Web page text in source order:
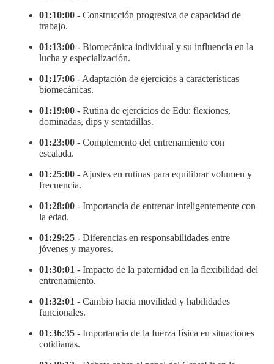
01:10:00 - Construcción progresiva de capacidad de
trabajo.
01:13:00 - Biomecánica individual y su influencia en la
lucha y especialización.
01:17:06 - Adaptación de ejercicios a características
biomecánicas.
01:19:00 - Rutina de ejercicios de Edu: flexiones,
dominadas, dips y sentadillas.
01:23:00 - Complemento del entrenamiento con
escalada.
01:25:00 - Ajustes en rutinas para equilibrar volumen y
frecuencia.
01:28:00 - Importancia de entrenar inteligentemente con
la edad.
01:29:25 - Diferencias en responsabilidades entre
jóvenes y mayores.
01:30:01 - Impacto de la paternidad en la flexibilidad del
entrenamiento.
01:32:01 - Cambio hacia movilidad y habilidades
funcionales.
01:36:35 - Importancia de la fuerza física en situaciones
cotidianas.